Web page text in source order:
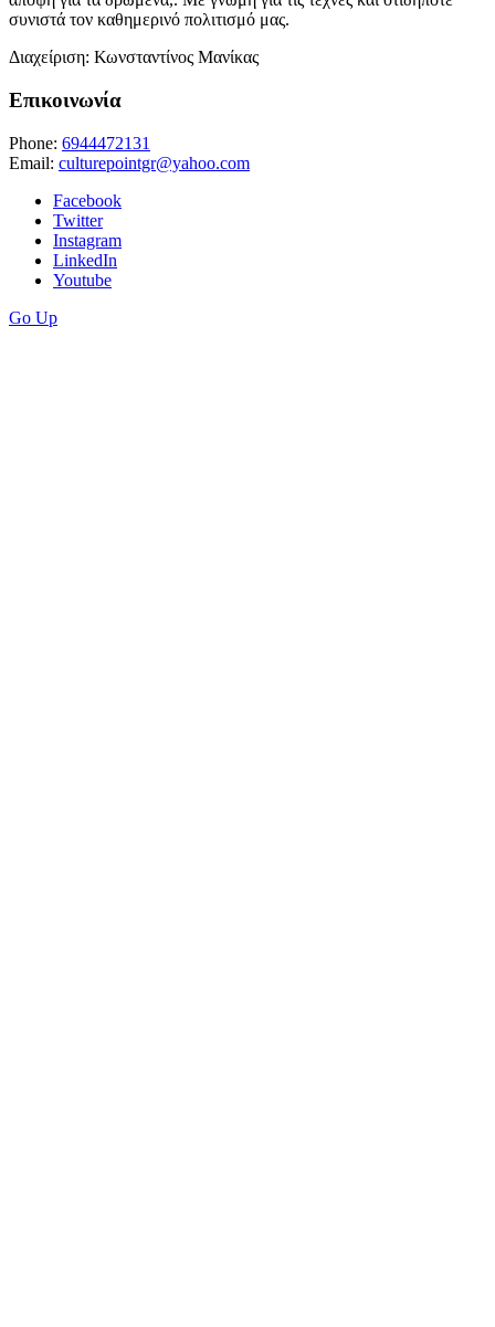
συνιστά τον καθημερινό πολιτισμό μας.
Διαχείριση: Κωνσταντίνος Μανίκας
Επικοινωνία
Phone: 6944472131
Email: culturepointgr@yahoo.com
Facebook
Twitter
Instagram
LinkedIn
Youtube
Go Up